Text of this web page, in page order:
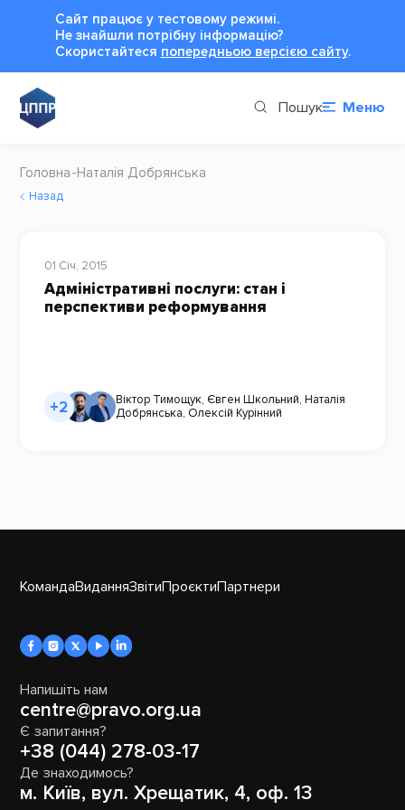
Сайт працює у тестовому режимі.
Не знайшли потрібну інформацію?
Cкористайтеся попередньою версією сайту.
Пошук Меню
Головна Наталія Добрянська
Назад
01 Січ, 2015
Адміністративні послуги: стан і
перспективи реформування
+2 Віктор Тимощук, Євген Школьний, Наталія
Добрянська, Олексій Курінний
КомандаВиданняЗвітиПроєктиПартнери
Напишіть нам
centre@pravo.org.ua
Є запитання?
+38 (044) 278-03-17
Де знаходимось?
м. Київ, вул. Хрещатик, 4, оф. 13